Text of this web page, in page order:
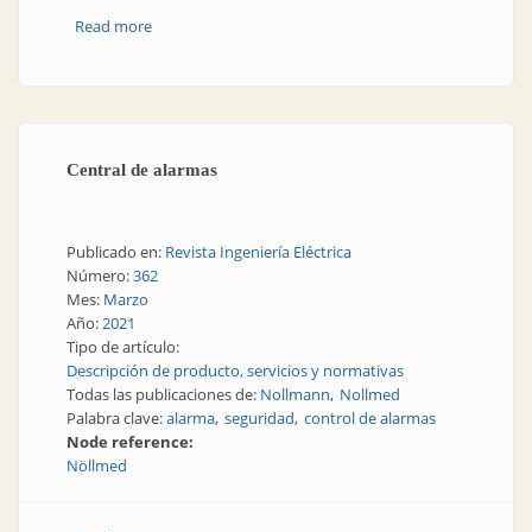
Read moreabout HAZOP/LOPA vía videoconferencia
Central de alarmas
Publicado en: Revista Ingeniería Eléctrica
Número:362
Mes: Marzo
Año:2021
Tipo de artículo:
Descripción de producto, servicios y normativas
Todas las publicaciones de: Nollmann Nollmed
Palabra clave:alarma seguridad control de alarmas
Node reference:
Nöllmed